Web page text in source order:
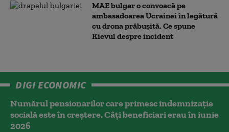
MAE bulgar o convoacă pe
ambasadoarea Ucrainei în legătură
cu drona prăbuşită. Ce spune
Kievul despre incident
DIGI ECONOMIC
Numărul pensionarilor care primesc indemnizaţie
socială este în creștere. Câți beneficiari erau în iunie
2026